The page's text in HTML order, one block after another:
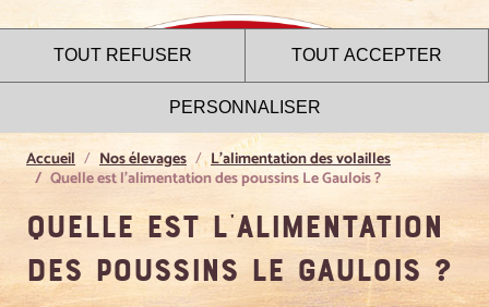
Accueil Nos élevages
L'alimentation des volailles
Quelle est l'alimentation des poussins Le Gaulois ?
Quelle est l'alimentation
des poussins Le Gaulois ?
Le site internet Le Gaulois
utilise des cookies !
TOUT REFUSER TOUT ACCEPTER
PERSONNALISER